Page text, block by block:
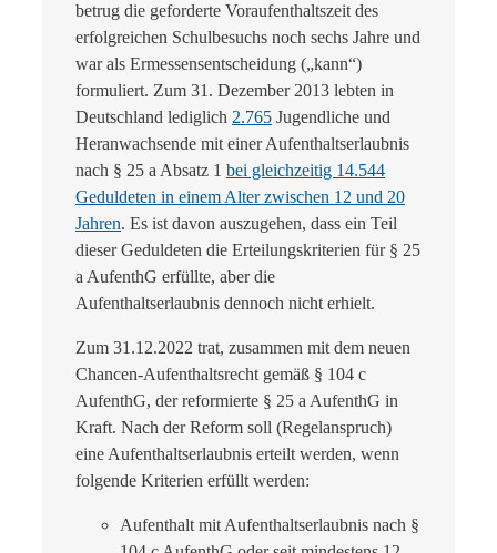
betrug die geforderte Voraufenthaltszeit des
erfolgreichen Schulbesuchs noch sechs Jahre und
war als Ermessensentscheidung („kann“)
formuliert. Zum 31. Dezember 2013 lebten in
Deutschland lediglich 2.765 Jugendliche und
Heranwachsende mit einer Aufenthaltserlaubnis
nach § 25 a Absatz 1 bei gleichzeitig 14.544
Geduldeten in einem Alter zwischen 12 und 20
Jahren. Es ist davon auszugehen, dass ein Teil
dieser Geduldeten die Erteilungskriterien für § 25
a AufenthG erfüllte, aber die
Aufenthaltserlaubnis dennoch nicht erhielt.
Zum 31.12.2022 trat, zusammen mit dem neuen
Chancen-Aufenthaltsrecht gemäß § 104 c
AufenthG, der reformierte § 25 a AufenthG in
Kraft. Nach der Reform soll (Regelanspruch)
eine Aufenthaltserlaubnis erteilt werden, wenn
folgende Kriterien erfüllt werden:
Aufenthalt mit Aufenthaltserlaubnis nach §